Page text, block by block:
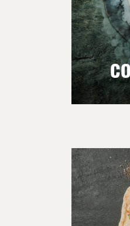
איכותית